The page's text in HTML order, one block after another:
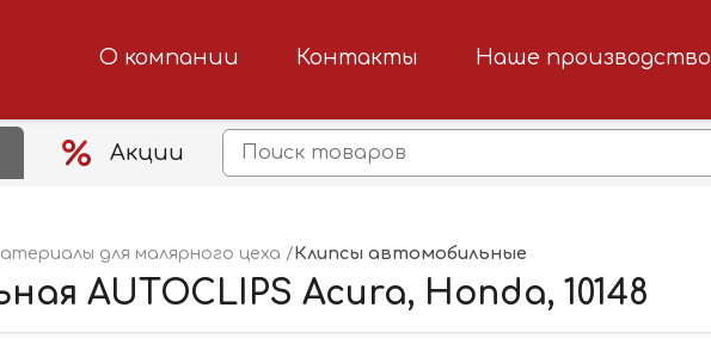
О компании Контакты Наше производство
Акции
для малярного цеха Клипсы автомобильные
AUTOCLIPS Acura, Honda, 10148